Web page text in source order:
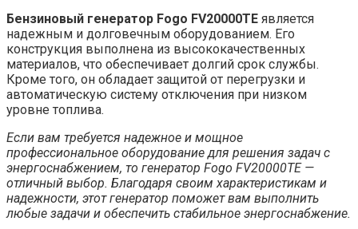
Бензиновый генератор Fogo FV20000TE является
надежным и долговечным оборудованием. Его
конструкция выполнена из высококачественных
материалов, что обеспечивает долгий срок службы.
Кроме того, он обладает защитой от перегрузки и
автоматическую систему отключения при низком
уровне топлива.
Если вам требуется надежное и мощное
профессиональное оборудование для решения задач с
энергоснабжением, то генератор Fogo FV20000TE —
отличный выбор. Благодаря своим характеристикам и
надежности, этот генератор поможет вам выполнить
любые задачи и обеспечить стабильное энергоснабжение.